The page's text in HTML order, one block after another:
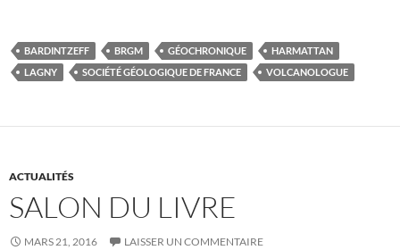
BARDINTZEFF BRGM GÉOCHRONIQUE
HARMATTAN
LAGNY
SOCIÉTÉ GÉOLOGIQUE DE FRANCE VOLCANOLOGUE
ACTUALITÉS
SALON DU LIVRE
MARS 21, 2016 LAISSER UN COMMENTAIRE